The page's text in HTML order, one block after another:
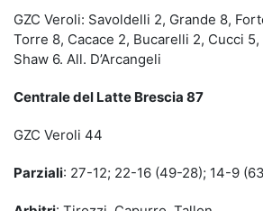
GZC Veroli: Savoldelli 2, Grande 8,
Torre 8, Cacace 2, Bucarelli 2, Cucci
Shaw 6. All. D’Arcangeli
Centrale del Latte Brescia 87
GZC Veroli 44
Parziali: 27-12; 22-16 (49-28); 14-9